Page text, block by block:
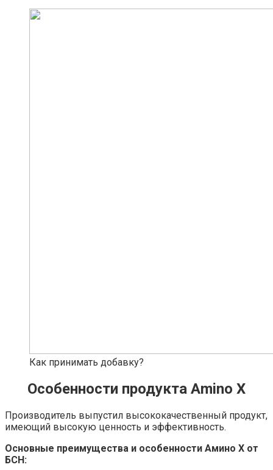
Как принимать добавку?
Особенности продукта Amino X
Производитель выпустил высококачественный продукт,
имеющий высокую ценность и эффективность.
Основные преимущества и особенности Амино Х от
БСН: